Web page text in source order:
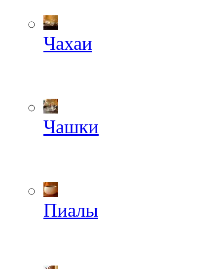
Чахаи
Чашки
Пиалы